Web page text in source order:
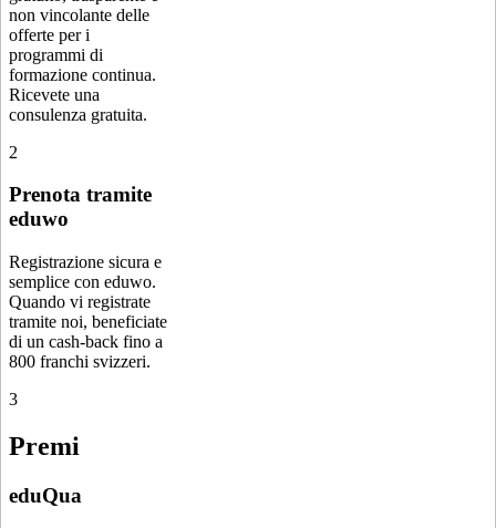
non vincolante delle
offerte per i
programmi di
formazione continua.
Ricevete una
consulenza gratuita.
2
Prenota tramite
eduwo
Registrazione sicura e
semplice con eduwo.
Quando vi registrate
tramite noi, beneficiate
di un cash-back fino a
800 franchi svizzeri.
3
Premi
eduQua